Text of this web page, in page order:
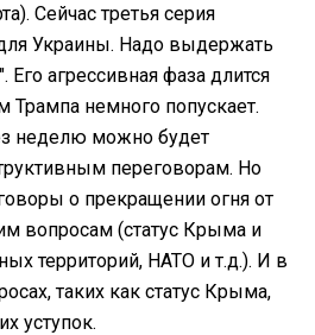
Сейчас третья серия
Украины. Надо выдержать
Его агрессивная фаза длится
Трампа немного попускает.
неделю можно будет
переговорам. Но
о прекращении огня от
вопросам (статус Крыма и
территорий, НАТО и т.д.). И в
таких как статус Крыма,
уступок.